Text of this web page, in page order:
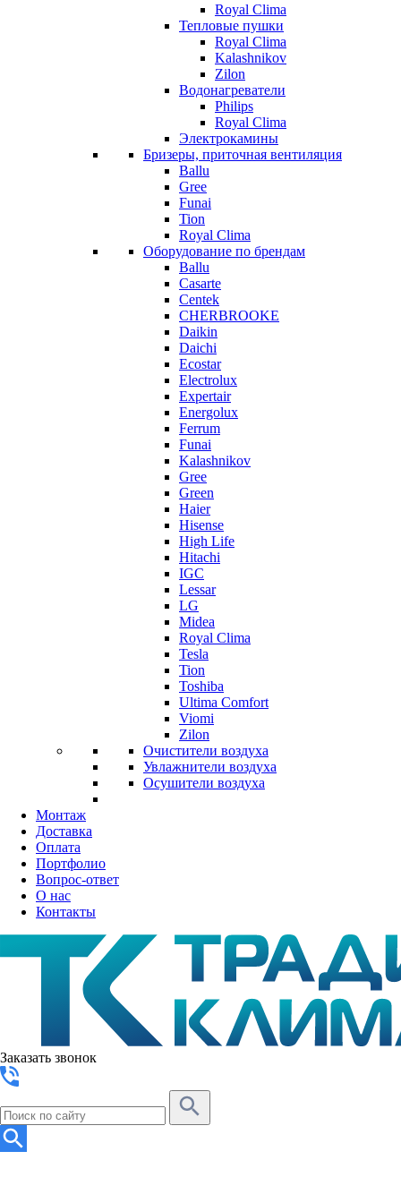
Royal Clima
Тепловые пушки
Royal Clima
Kalashnikov
Zilon
Водонагреватели
Philips
Royal Clima
Электрокамины
Бризеры, приточная вентиляция
Ballu
Gree
Funai
Tion
Royal Clima
Оборудование по брендам
Ballu
Casarte
Centek
CHERBROOKE
Daikin
Daichi
Ecostar
Electrolux
Expertair
Energolux
Ferrum
Funai
Kalashnikov
Gree
Grеen
Haier
Hisense
High Life
Hitachi
IGC
Lessar
LG
Midea
Royal Clima
Tesla
Tion
Toshiba
Ultima Comfort
Viomi
Zilon
Очистители воздуха
Увлажнители воздуха
Осушители воздуха
Монтаж
Доставка
Оплата
Портфолио
Вопрос-ответ
О нас
Контакты
Заказать звонок